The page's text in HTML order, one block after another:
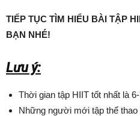
TIẾP TỤC TÌM HIỂU BÀI TẬP
BẠN NHÉ!
Lưu ý:
Thời gian tập HIIT tốt nhất là
Những người mới tập thể